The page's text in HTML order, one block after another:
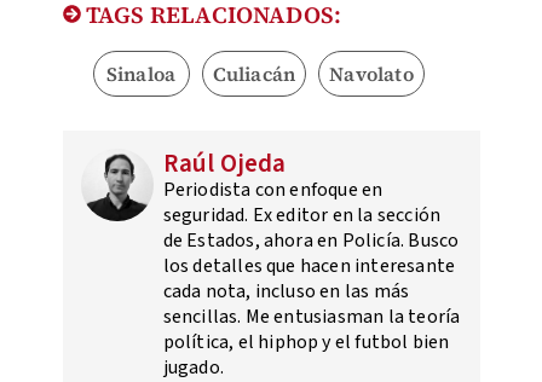
TAGS RELACIONADOS:
Sinaloa Culiacán Navolato
Raúl Ojeda
Periodista con enfoque en
seguridad. Ex editor en la sección
de Estados, ahora en Policía. Busco
los detalles que hacen interesante
cada nota, incluso en las más
sencillas. Me entusiasman la teoría
política, el hiphop y el futbol bien
jugado.